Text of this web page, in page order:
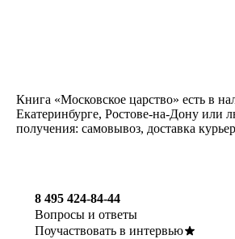
Книга «Московское царство» есть в
Екатеринбурге, Ростове-на-Дону или
получения: самовывоз, доставка
8 495 424-84-44
Вопросы и ответы
Поучаствовать в интервью